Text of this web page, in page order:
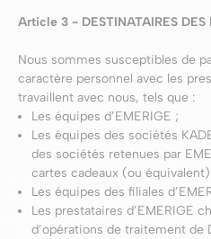
Article 3 - DESTINATAIRES DES
Nous sommes susceptibles de
caractère personnel avec les
travaillent avec nous, tels que :
Les équipes d’EMERIGE ;
Les équipes des sociétés
des sociétés retenues par
cartes cadeaux (ou
Les équipes des filiales
Les prestataires d’EMERIGE
d’opérations de traitement de